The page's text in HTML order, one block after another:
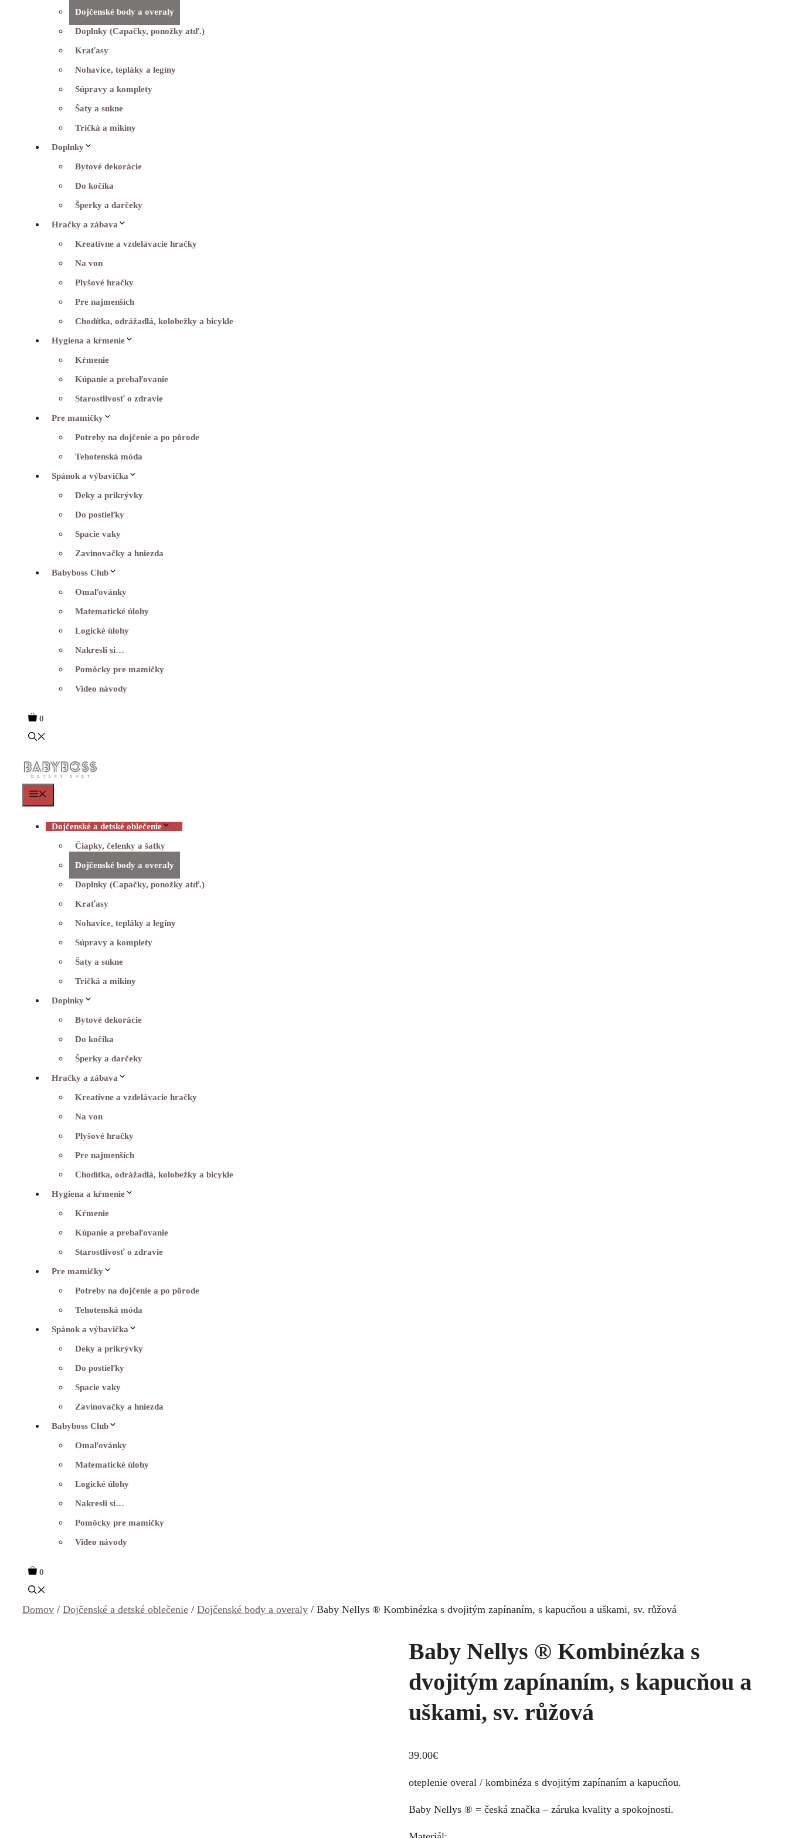
Dojčenské body a overaly
Doplnky (Capačky, ponožky atď.)
Kraťasy
Nohavice, tepláky a legíny
Súpravy a komplety
Šaty a sukne
Tričká a mikiny
Doplnky
Bytové dekorácie
Do kočíka
Šperky a darčeky
Hračky a zábava
Kreatívne a vzdelávacie hračky
Na von
Plyšové hračky
Pre najmenších
Chodítka, odrážadlá, kolobežky a bicykle
Hygiena a kŕmenie
Kŕmenie
Kúpanie a prebaľovanie
Starostlivosť o zdravie
Pre mamičky
Potreby na dojčenie a po pôrode
Tehotenská móda
Spánok a výbavička
Deky a prikrývky
Do postieľky
Spacie vaky
Zavinovačky a hniezda
Babyboss Club
Omaľovánky
Matematické úlohy
Logické úlohy
Nakresli si…
Pomôcky pre mamičky
Video návody
0
Dojčenské a detské oblečenie
Čiapky, čelenky a šatky
Dojčenské body a overaly
Doplnky (Capačky, ponožky atď.)
Kraťasy
Nohavice, tepláky a legíny
Súpravy a komplety
Šaty a sukne
Tričká a mikiny
Doplnky
Bytové dekorácie
Do kočíka
Šperky a darčeky
Hračky a zábava
Kreatívne a vzdelávacie hračky
Na von
Plyšové hračky
Pre najmenších
Chodítka, odrážadlá, kolobežky a bicykle
Hygiena a kŕmenie
Kŕmenie
Kúpanie a prebaľovanie
Starostlivosť o zdravie
Pre mamičky
Potreby na dojčenie a po pôrode
Tehotenská móda
Spánok a výbavička
Deky a prikrývky
Do postieľky
Spacie vaky
Zavinovačky a hniezda
Babyboss Club
Omaľovánky
Matematické úlohy
Logické úlohy
Nakresli si…
Pomôcky pre mamičky
Video návody
0
Domov / Dojčenské a detské oblečenie / Dojčenské body a overaly / Baby Nellys ® Kombinézka s dvojitým zapínaním, s kapucňou a uškami, sv. růžová
Baby Nellys ® Kombinézka s
dvojitým zapínaním, s kapucňou a
uškami, sv. růžová
39.00€
oteplenie overal / kombinéza s dvojitým zapínaním a kapucňou.
Baby Nellys ® = česká značka – záruka kvality a spokojnosti.